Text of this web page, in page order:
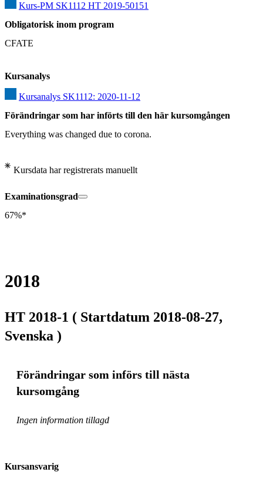
Kurs-PM SK1112 HT 2019-50151
Obligatorisk inom program
CFATE
Kursanalys
Kursanalys SK1112: 2020-11-12
Förändringar som har införts till den här kursomgången
Everything was changed due to corona.
Kursdata har registrerats manuellt
Examinationsgrad
67%*
2018
HT 2018-1 ( Startdatum 2018-08-27,
Svenska )
Förändringar som införs till nästa
kursomgång
Ingen information tillagd
Kursansvarig